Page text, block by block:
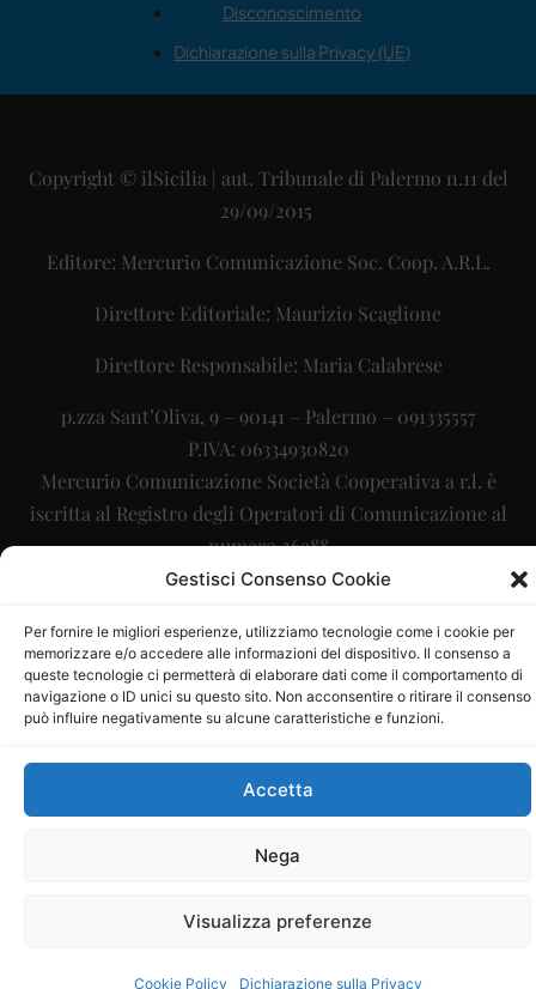
Gestisci Consenso Cookie
Per fornire le migliori esperienze, utilizziamo tecnologie come i cookie per
memorizzare e/o accedere alle informazioni del dispositivo. Il consenso a
queste tecnologie ci permetterà di elaborare dati come il comportamento di
navigazione o ID unici su questo sito. Non acconsentire o ritirare il consenso
può influire negativamente su alcune caratteristiche e funzioni.
Accetta
Nega
Visualizza preferenze
Cookie Policy Dichiarazione sulla Privacy
Disconoscimento
Dichiarazione sulla Privacy (UE)
Copyright © ilSicilia | aut. Tribunale di Palermo n.11 del
29/09/2015
Editore: Mercurio Comunicazione Soc. Coop. A.R.L.
Direttore Editoriale: Maurizio Scaglione
Direttore Responsabile: Maria Calabrese
p.zza Sant’Oliva, 9 – 90141 – Palermo – 091335557
P.IVA: 06334930820
Mercurio Comunicazione Società Cooperativa a r.l. è
iscritta al Registro degli Operatori di Comunicazione al
numero 26988